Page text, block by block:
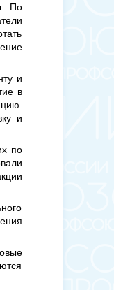
По
и
в
и
по